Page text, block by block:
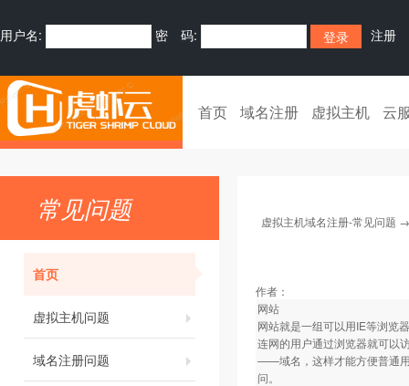
用户名: 密 码: 注册
首页 域名注册 虚拟主机 云
常见问题
首页
虚拟主机问题
域名注册问题
虚拟主机域名注册-常见问题
作者：
网站
网站就是一组可以用IE等浏览
连网的用户通过浏览器就可以
——域名，这样才能方便普通
问。